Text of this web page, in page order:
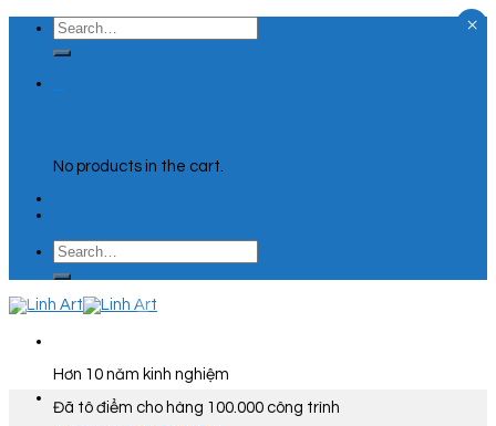
Skip
content
Search
for:
No products in the cart.
Search
for:
Hơn 10 năm kinh nghiệm
Đã tô điểm cho hàng 100.000 công trình
×